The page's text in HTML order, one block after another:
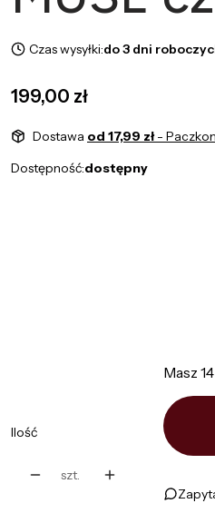
Czas wysyłki:do 3 dni
Cena
199,00 zł
Dostawa od 17,99 zł-
Dostępność:dostępny
Ilość
szt.
Masz